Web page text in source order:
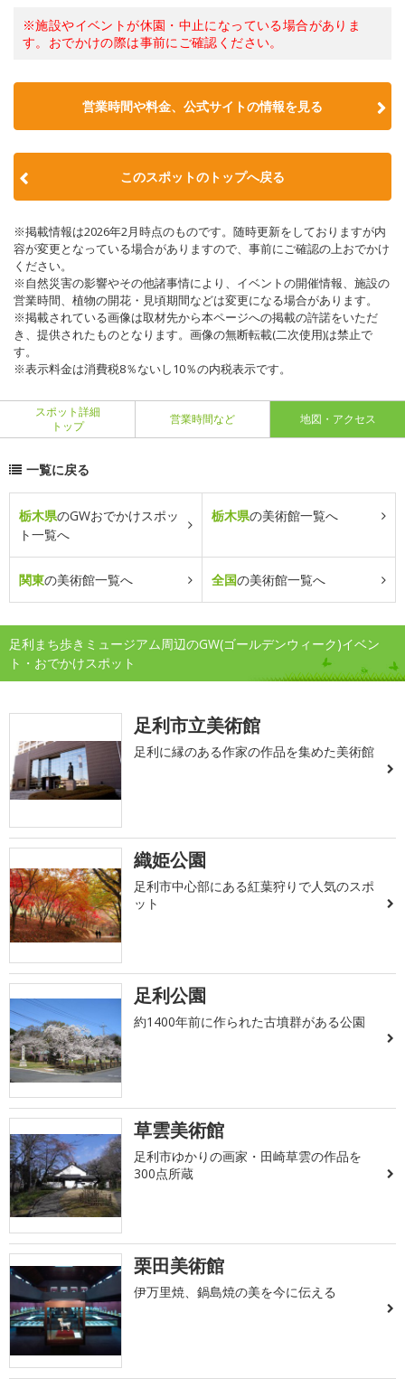
※施設やイベントが休園・中止になっている場合がありま
す。おでかけの際は事前にご確認ください。
営業時間や料金、公式サイトの情報を見る
このスポットのトップへ戻る
※掲載情報は2026年2月時点のものです。随時更新をしておりますが内
容が変更となっている場合がありますので、事前にご確認の上おでかけ
ください。
※自然災害の影響やその他諸事情により、イベントの開催情報、施設の
営業時間、植物の開花・見頃期間などは変更になる場合があります。
※掲載されている画像は取材先から本ページへの掲載の許諾をいただ
き、提供されたものとなります。画像の無断転載(二次使用)は禁止で
す。
※表示料金は消費税8％ないし10％の内税表示です。
スポット詳細
トップ
営業時間など 地図・アクセス
一覧に戻る
栃木県のGWおでかけスポッ
ト一覧へ
栃木県の美術館一覧へ
関東の美術館一覧へ 全国の美術館一覧へ
足利まち歩きミュージアム周辺のGW(ゴールデンウィーク)イベン
ト・おでかけスポット
足利市立美術館
足利に縁のある作家の作品を集めた美術館
織姫公園
足利市中心部にある紅葉狩りで人気のスポ
ット
足利公園
約1400年前に作られた古墳群がある公園
草雲美術館
足利市ゆかりの画家・田崎草雲の作品を
300点所蔵
栗田美術館
伊万里焼、鍋島焼の美を今に伝える